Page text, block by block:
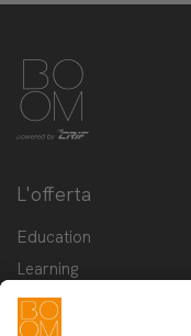
L'offerta
Education
Learning
Innovation